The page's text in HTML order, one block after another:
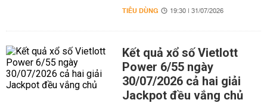
TIÊU DÙNG 19:30 | 31/07/2026
Kết quả xổ số Vietlott
Power 6/55 ngày
30/07/2026 cả hai giải
Jackpot đều vắng chủ